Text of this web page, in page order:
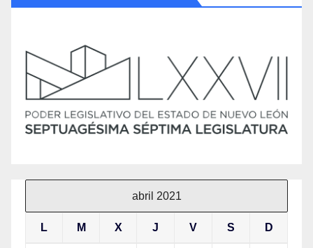
abril 2021
L M X J V S D